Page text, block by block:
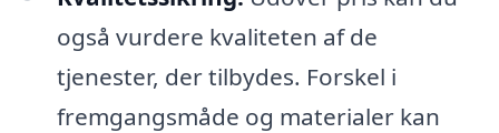
også vurdere kvaliteten af de
tjenester, der tilbydes. Forskel i
fremgangsmåde og materialer kan